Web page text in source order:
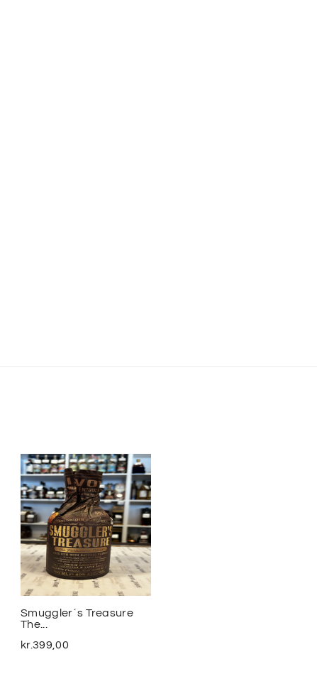
Smuggler´s Treasure
The...
kr.399,00